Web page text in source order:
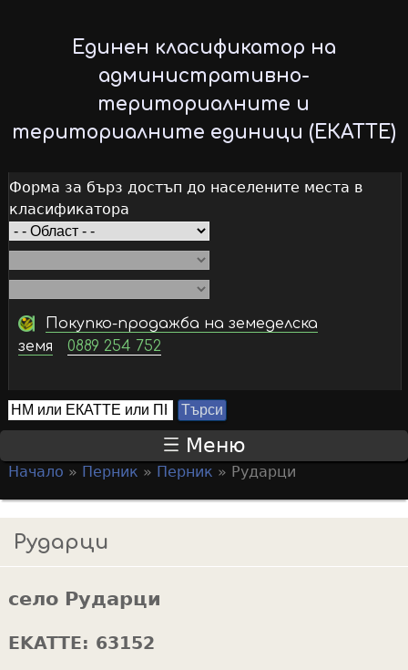
to
main
content
Единен класификатор на
административно-
териториалните и
териториалните единици (ЕКАТТЕ)
Форма за бърз достъп до населените места в
класификатора
Покупко-продажба на земеделска
земя
0889 254 752
S
e
r
c
h
f
r
Т
ъ
с
и
Меню
o
u
r
e
Начало » Перник » Перник » Рударци
Рударци
село Рударци
EKATTE: 63152